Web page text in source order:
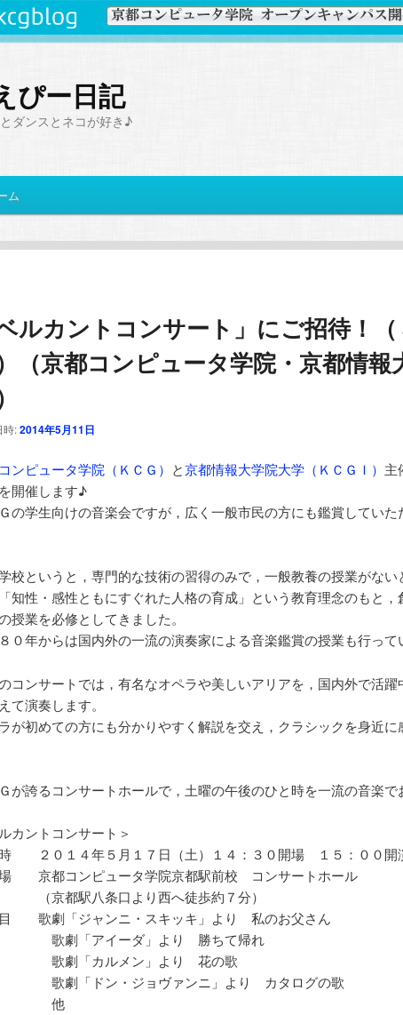
ぴー日記
ダンスとネコが好き♪
ツ
移
動
へ
動
ム
ベルカントコンサート」にご招待！（
（京都コンピュータ学院・京都情報
時:2014年5月11日
ンピュータ学院（ＫＣＧ） と京都情報大学院大学（ＫＣＧＩ） 主
を開催します♪
の学生向けの音楽会ですが，広く一般市民の方にも鑑賞してい
校というと，専門的な技術の習得のみで，一般教養の授業がない
知性・感性ともにすぐれた人格の育成」という教育理念のもと
授業を必修としてきました。
０年からは国内外の一流の演奏家による音楽鑑賞の授業も行って
コンサートでは，有名なオペラや美しいアリアを，国内外で活躍
て演奏します。
が初めての方にも分かりやすく解説を交え，クラシックを身近
が誇るコンサートホールで，土曜の午後のひと時を一流の音楽で
カントコンサート＞
２０１４年５月１７日（土）１４：３０開場 １５：００開
京都コンピュータ学院京都駅前校 コンサートホール
都駅八条口より西へ徒歩約７分）
歌劇「ジャンニ・スキッキ」より 私のお父さん
「アイーダ」より 勝ちて帰れ
「カルメン」より 花の歌
「ドン・ジョヴァンニ」より カタログの歌